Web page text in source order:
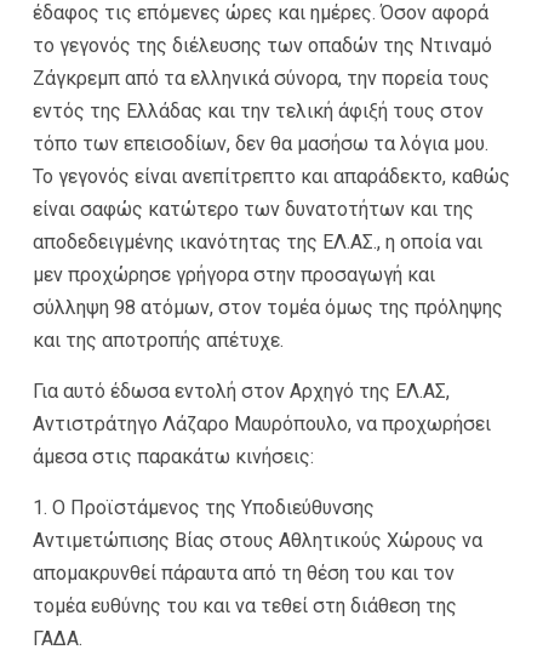
έδαφος τις επόμενες ώρες και ημέρες. Όσον αφορά
το γεγονός της διέλευσης των οπαδών της Ντιναμό
Ζάγκρεμπ από τα ελληνικά σύνορα, την πορεία τους
εντός της Ελλάδας και την τελική άφιξή τους στον
τόπο των επεισοδίων, δεν θα μασήσω τα λόγια μου.
Το γεγονός είναι ανεπίτρεπτο και απαράδεκτο, καθώς
είναι σαφώς κατώτερο των δυνατοτήτων και της
αποδεδειγμένης ικανότητας της ΕΛ.ΑΣ., η οποία ναι
μεν προχώρησε γρήγορα στην προσαγωγή και
σύλληψη 98 ατόμων, στον τομέα όμως της πρόληψης
και της αποτροπής απέτυχε.
Για αυτό έδωσα εντολή στον Αρχηγό της ΕΛ.ΑΣ,
Αντιστράτηγο Λάζαρο Μαυρόπουλο, να προχωρήσει
άμεσα στις παρακάτω κινήσεις:
1. Ο Προϊστάμενος της Υποδιεύθυνσης
Αντιμετώπισης Βίας στους Αθλητικούς Χώρους να
απομακρυνθεί πάραυτα από τη θέση του και τον
τομέα ευθύνης του και να τεθεί στη διάθεση της
ΓΑΔΑ.